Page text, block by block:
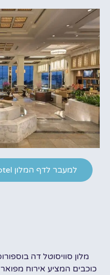
למעבר לדף המלון Swissotel בבוקינג לחצו כאן
מלון סוויסוטל דה
כוכבים המציע אירוח מפואר